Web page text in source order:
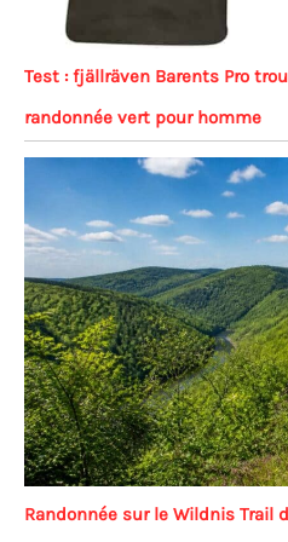
Test : fjällräven Barents Pro
randonnée vert pour homme
Randonnée sur le Wildnis Trail